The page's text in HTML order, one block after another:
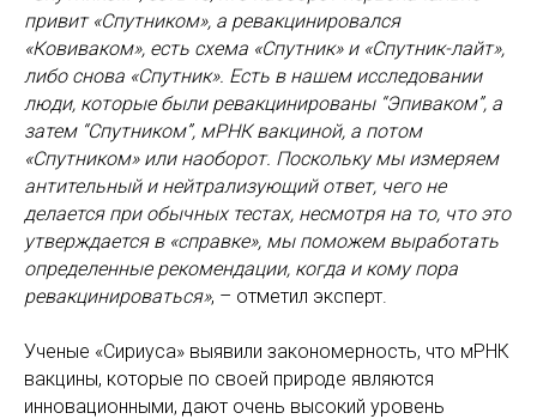
привит «Спутником», а ревакцинировался
«Ковиваком», есть схема «Спутник» и «Спутник-лайт»,
либо снова «Спутник». Есть в нашем исследовании
люди, которые были ревакцинированы “Эпиваком”, а
затем “Спутником”, мРНК вакциной, а потом
«Спутником» или наоборот. Поскольку мы измеряем
антительный и нейтрализующий ответ, чего не
делается при обычных тестах, несмотря на то, что это
утверждается в «справке», мы поможем выработать
определенные рекомендации, когда и кому пора
ревакцинироваться», – отметил эксперт.
Ученые «Сириуса» выявили закономерность, что мРНК
вакцины, которые по своей природе являются
инновационными, дают очень высокий уровень